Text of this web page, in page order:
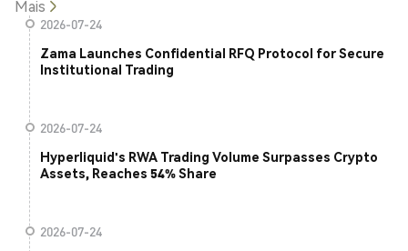
Mais
2026-07-24
Zama Launches Confidential RFQ Protocol for Secure
Institutional Trading
2026-07-24
Hyperliquid's RWA Trading Volume Surpasses Crypto
Assets, Reaches 54% Share
2026-07-24